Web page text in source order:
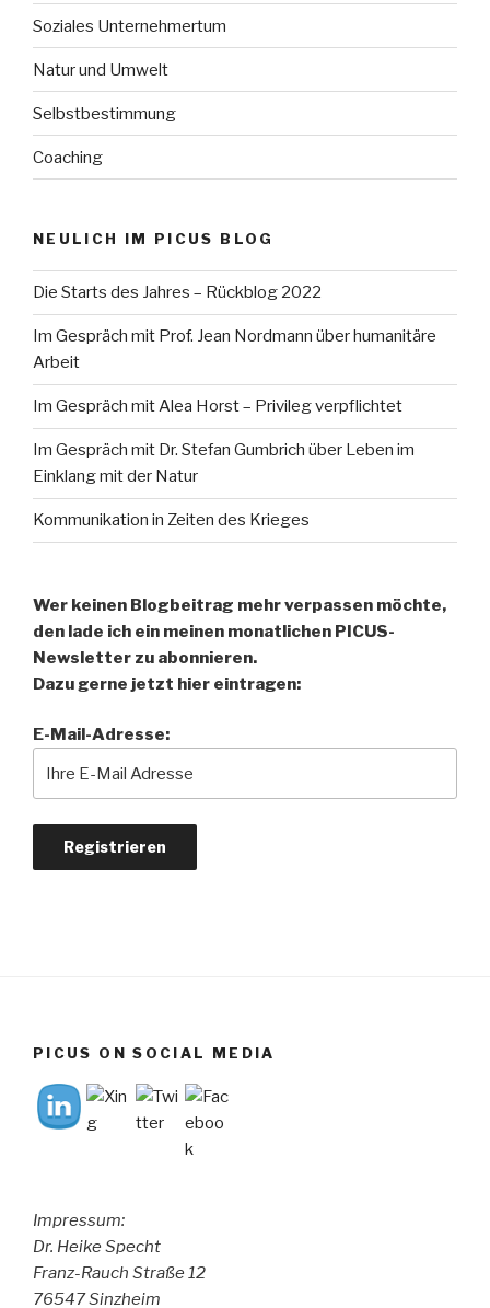
Soziales Unternehmertum
Natur und Umwelt
Selbstbestimmung
Coaching
NEULICH IM PICUS BLOG
Die Starts des Jahres – Rückblog 2022
Im Gespräch mit Prof. Jean Nordmann über humanitäre
Arbeit
Im Gespräch mit Alea Horst – Privileg verpflichtet
Im Gespräch mit Dr. Stefan Gumbrich über Leben im
Einklang mit der Natur
Kommunikation in Zeiten des Krieges
Wer keinen Blogbeitrag mehr verpassen möchte,
den lade ich ein meinen monatlichen PICUS-
Newsletter zu abonnieren.
Dazu gerne jetzt hier eintragen:
E-Mail-Adresse:
PICUS ON SOCIAL MEDIA
Impressum:
Dr. Heike Specht
Franz-Rauch Straße 12
76547 Sinzheim